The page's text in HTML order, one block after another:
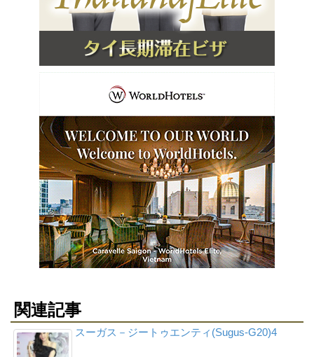
関連記事
スーガス－ジートゥエンティ(Sugus-G20)4